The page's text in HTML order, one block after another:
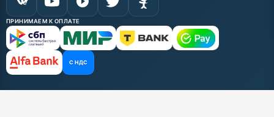
ПРИНИМАЕМ К ОПЛАТЕ
С НДС